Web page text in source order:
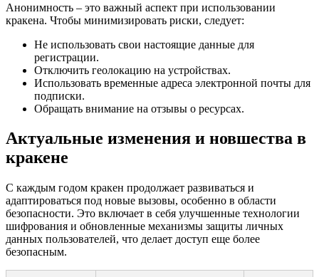
Анонимность – это важный аспект при использовании
кракена. Чтобы минимизировать риски, следует:
Не использовать свои настоящие данные для
регистрации.
Отключить геолокацию на устройствах.
Использовать временные адреса электронной почты для
подписки.
Обращать внимание на отзывы о ресурсах.
Актуальные изменения и новшества в
кракене
С каждым годом кракен продолжает развиваться и
адаптироваться под новые вызовы, особенно в области
безопасности. Это включает в себя улучшенные технологии
шифрования и обновленные механизмы защиты личных
данных пользователей, что делает доступ еще более
безопасным.